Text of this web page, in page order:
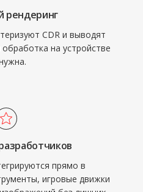
рендеринг
CDR и выводят
на устройстве
прямо в
игровые движки